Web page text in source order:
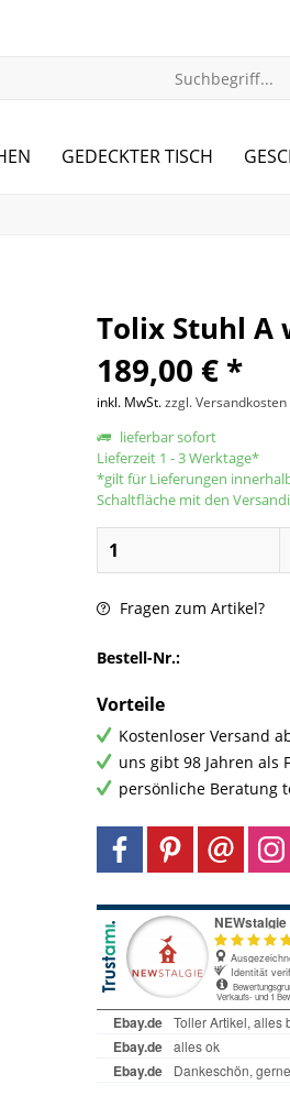
GEDECKTER TISCH
Tolix Stuhl A
189,00 € *
inkl. MwSt.zzgl. Versandkosten
lieferbar sofort
Lieferzeit 1 - 3 Werktage*
*gilt für Lieferungen
Schaltfläche mit den
Fragen zum Artikel?
Bestell-Nr.:
Vorteile
Kostenloser Versand
uns gibt 98 Jahren als
persönliche Beratung